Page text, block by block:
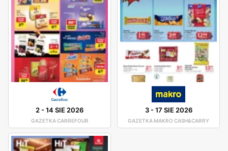
2-14 SIE 2026
GAZETKA CARREFOUR
3-17 SIE 2026
GAZETKA MAKRO CASH&CARRY